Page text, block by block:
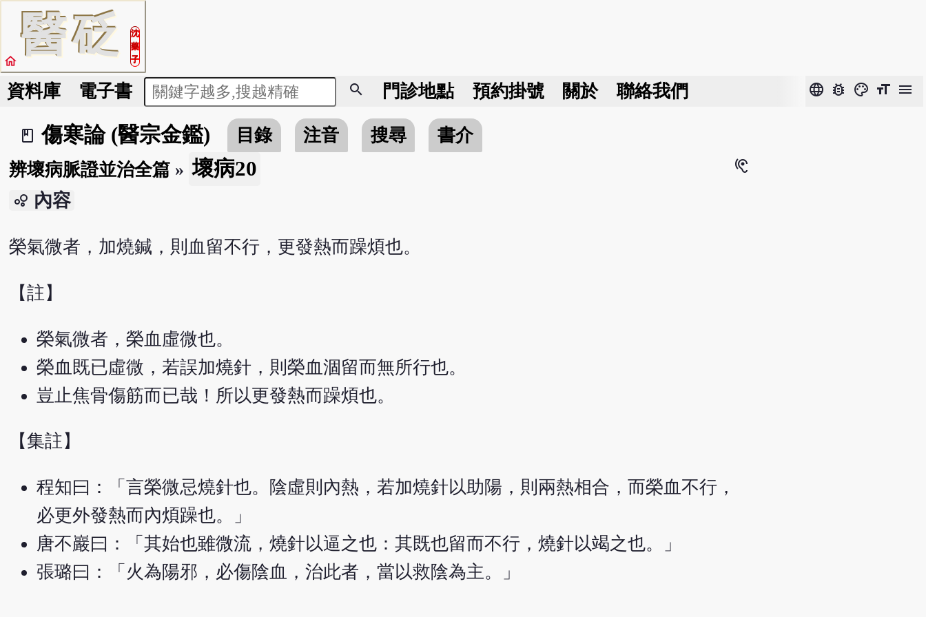
醫砭
沈
藥
子
home
資料庫 電子書 search 門診地點 預約掛號 關於 聯絡我們 language bug_report color_lens format_size menu
book_2
傷寒論 (醫宗金鑑) 目錄 注音 搜尋
書介
辨壞病脈證並治全篇» 壞病20 hearing
bubble_chart 內容
榮氣微者，加燒鍼，則血留不行，更發熱而躁煩也。
【註】
榮氣微者，榮血虛微也。
榮血既已虛微，若誤加燒針，則榮血涸留而無所行也。
豈止焦骨傷筋而已哉！所以更發熱而躁煩也。
【集註】
程知曰：「言榮微忌燒針也。陰虛則內熱，若加燒針以助陽，則兩熱相合，而榮血不行，
必更外發熱而內煩躁也。」
唐不巖曰：「其始也雖微流，燒針以逼之也：其既也留而不行，燒針以竭之也。」
張璐曰：「火為陽邪，必傷陰血，治此者，當以救陰為主。」